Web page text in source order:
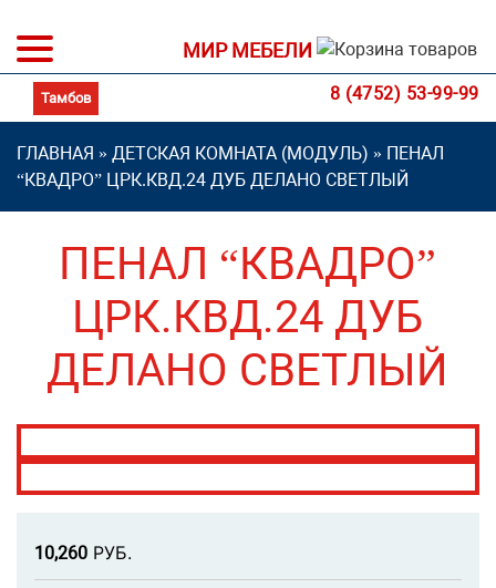
МИР МЕБЕЛИ
8 (4752) 53-99-99
ГЛАВНАЯ » ДЕТСКАЯ КОМНАТА (МОДУЛЬ) » ПЕНАЛ
“КВАДРО” ЦРК.КВД.24 ДУБ ДЕЛАНО СВЕТЛЫЙ
ПЕНАЛ “КВАДРО”
ЦРК.КВД.24 ДУБ
ДЕЛАНО СВЕТЛЫЙ
10,260 РУБ.